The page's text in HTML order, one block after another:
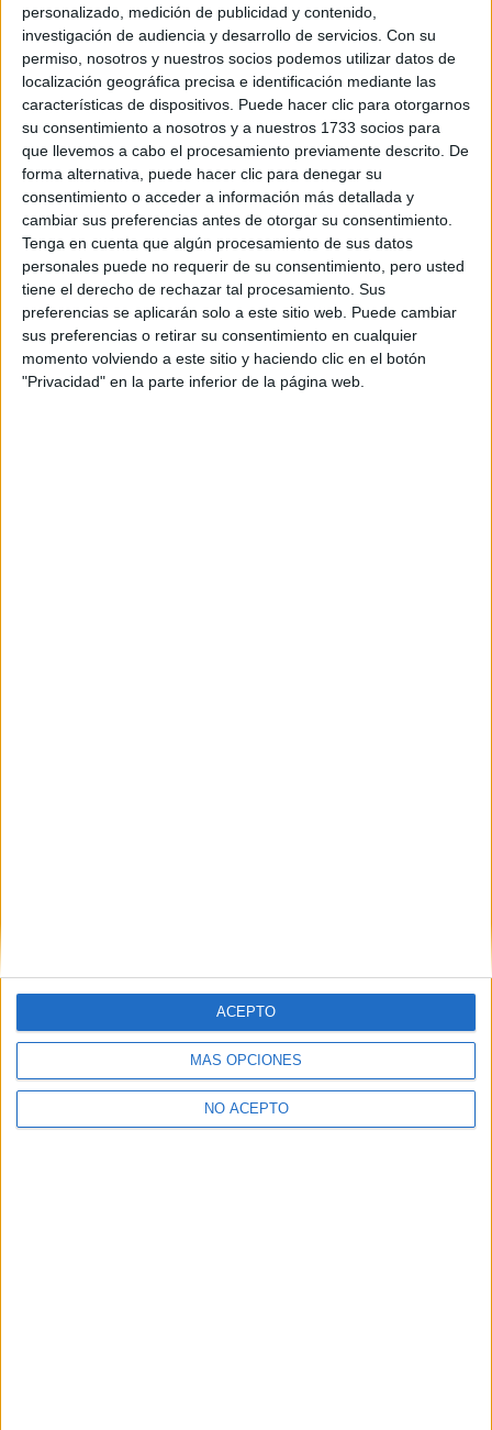
personalizado, medición de publicidad y contenido,
investigación de audiencia y desarrollo de servicios. Con su
permiso, nosotros y nuestros socios podemos utilizar datos de
localización geográfica precisa e identificación mediante las
características de dispositivos. Puede hacer clic para otorgarnos
su consentimiento a nosotros y a nuestros 1733 socios para
que llevemos a cabo el procesamiento previamente descrito. De
forma alternativa, puede hacer clic para denegar su
consentimiento o acceder a información más detallada y
cambiar sus preferencias antes de otorgar su consentimiento.
Tenga en cuenta que algún procesamiento de sus datos
personales puede no requerir de su consentimiento, pero usted
tiene el derecho de rechazar tal procesamiento. Sus
preferencias se aplicarán solo a este sitio web. Puede cambiar
sus preferencias o retirar su consentimiento en cualquier
momento volviendo a este sitio y haciendo clic en el botón
"Privacidad" en la parte inferior de la página web.
MÁS OPCIONES
NO ACEPTO
ACEPTO
Soy:*
Chico
Chica
¿En qué año terminas (o terminaste) bachillerato o FP?
Soy estudiante de:*
Términos y Condiciones de Uso
Aceptolos Términos y Condicionesde uso*
Y como regalo de agradecimiento, por registrarte te daremos
gratis una copia de nuestro ebook con 100 consejos para tu
primer año de universidad